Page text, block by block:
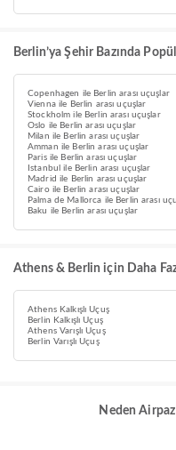
Berlin’ya Şehir Bazında
Copenhagen ile Berlin arası uçuşlar
Vienna ile Berlin arası uçuşlar
Stockholm ile Berlin arası uçuşlar
Oslo ile Berlin arası uçuşlar
Milan ile Berlin arası uçuşlar
Amman ile Berlin arası uçuşlar
Paris ile Berlin arası uçuşlar
Istanbul ile Berlin arası uçuşlar
Madrid ile Berlin arası uçuşlar
Cairo ile Berlin arası uçuşlar
Palma de Mallorca ile Berlin arası
Baku ile Berlin arası uçuşlar
Athens & Berlin için Daha
Athens Kalkışlı Uçuş
Berlin Kalkışlı Uçuş
Athens Varışlı Uçuş
Berlin Varışlı Uçuş
Neden